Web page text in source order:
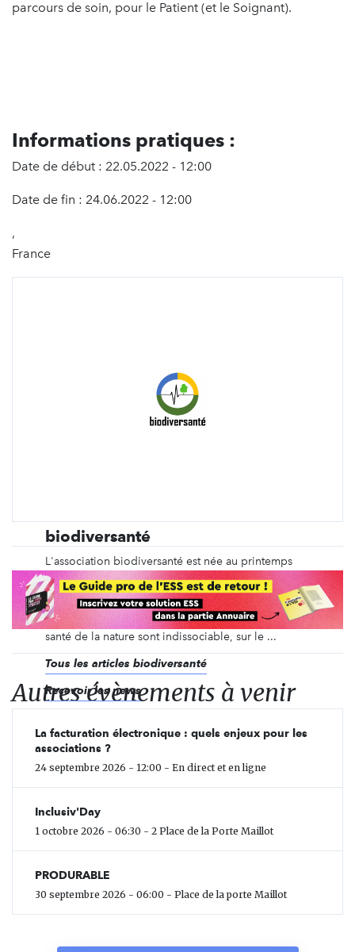
parcours de soin, pour le Patient (et le Soignant).
Informations pratiques :
Date de début : 22.05.2022 - 12:00
Date de fin : 24.06.2022 - 12:00
,
France
biodiversanté
L'association biodiversanté est née au printemps
2020 à un moment charnière de la vie sur terre. En
ce début de nouvelle décennie, la nature a souhaité
lancer vers l'être humain un signal d'alarme fort.
Partant du constat que la santé de l’humain et la
santé de la nature sont indissociable, sur le ...
Tous les articles biodiversanté
Recevoir les news
Autres évènements à venir
La facturation électronique : quels enjeux pour les
associations ?
24 septembre 2026 - 12:00 - En direct et en ligne
Inclusiv'Day
1 octobre 2026 - 06:30 - 2 Place de la Porte Maillot
PRODURABLE
30 septembre 2026 - 06:00 - Place de la porte Maillot